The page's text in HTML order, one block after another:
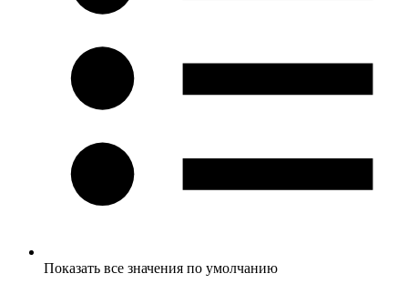
Показать все значения по умолчанию